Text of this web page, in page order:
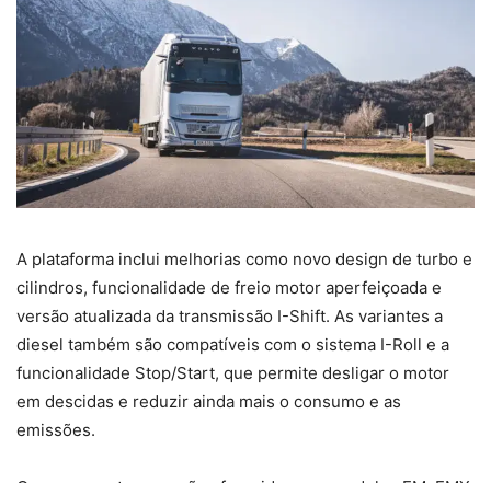
A plataforma inclui melhorias como novo design de turbo e
cilindros, funcionalidade de freio motor aperfeiçoada e
versão atualizada da transmissão I-Shift. As variantes a
diesel também são compatíveis com o sistema I-Roll e a
funcionalidade Stop/Start, que permite desligar o motor
em descidas e reduzir ainda mais o consumo e as
emissões.